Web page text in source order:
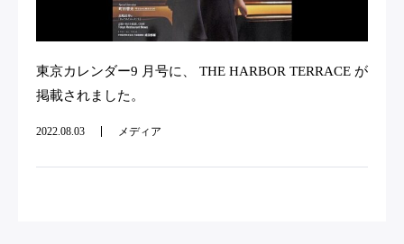
東京カレンダー9 月号に、 THE HARBOR TERRACE が
掲載されました。
2022.08.03 メディア